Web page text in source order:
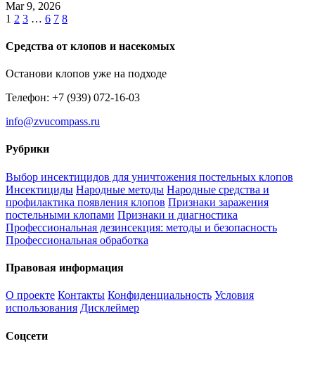
Mar 9, 2026
1 2 3 … 6 7 8
Средства от клопов и насекомых
Останови клопов уже на подходе
Телефон: +7 (939) 072-16-03
info@zvucompass.ru
Рубрики
Выбор инсектицидов для уничтожения постельных клопов
Инсектициды Народные методы Народные средства и
профилактика появления клопов Признаки заражения
постельными клопами Признаки и диагностика
Профессиональная дезинсекция: методы и безопасность
Профессиональная обработка
Правовая информация
О проекте Контакты Конфиденциальность Условия
использования Дисклеймер
Соцсети